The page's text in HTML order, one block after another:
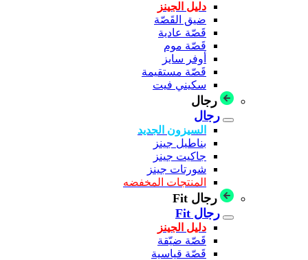
دليل الجينز
ضيق القَصّة
قَصّة عادية
قَصّة موم
أوفر سايز
قَصّة مستقيمة
سكيني فيت
رجال
رجال
السيزون الجديد
بناطيل جينز
جاكيت جينز
شورتات جينز
المنتجات المخفضه
رجال Fit
رجال Fit
دليل الجينز
قَصّة ضيّقة
قَصّة قياسية